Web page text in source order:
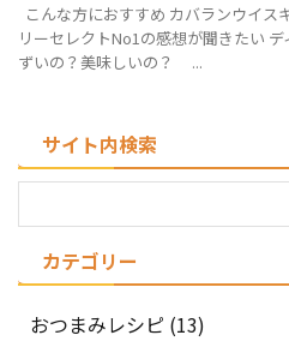
こんな方におすすめ カバランウイス
リーセレクトNo1の感想が聞きたい
ずいの？美味しいの？ ...
サイト内検索
カテゴリー
おつまみレシピ (13)